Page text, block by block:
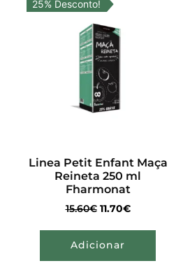
25% Desconto!
Linea Petit Enfant Maça
Reineta 250 ml
Fharmonat
15.60€ 11.70€
Adicionar